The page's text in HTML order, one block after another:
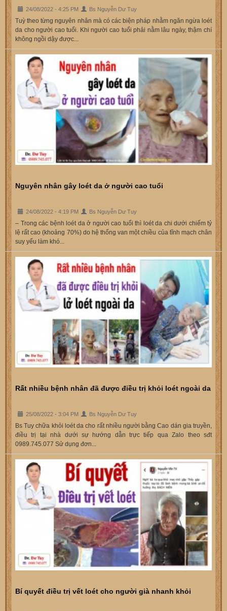
24/08/2022 - 4:25 PM Bs Nguyễn Dư Tuy
Tuỳ theo từng nguyên nhân mà có các biện pháp nhằm ngăn ngừa loét
da cho người cao tuổi. Khi người cao tuổi phải nằm lâu ngày, thậm chí
không ngồi dậy được...
Nguyên nhân gây loét da ở người cao tuổi
24/08/2022 - 4:19 PM Bs Nguyễn Dư Tuy
– Trong các bệnh loét da ở người cao tuổi thì loét da chi dưới chiếm tỷ
lệ rất cao (khoảng 70%) do hệ thống van một chiều của tĩnh mạch chân
suy yếu làm khó...
Rất nhiều bệnh nhân đã được điều trị khỏi loét ngoài da
25/08/2022 - 3:04 PM Bs Nguyễn Dư Tuy
Bs Tuy chữa khỏi loét da cho rất nhiều người bằng Cao dán gia truyền,
điều trị tại nhà dưới sự hướng dẫn trực tiếp qua Zalo theo sđt
0989.745.077 Sử dụng đơn...
Bí quyết điều trị vết loét cho người già nhanh khỏi